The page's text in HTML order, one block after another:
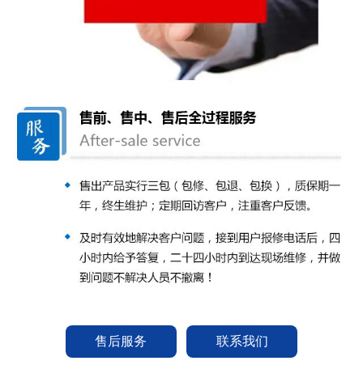
售后服务 联系我们